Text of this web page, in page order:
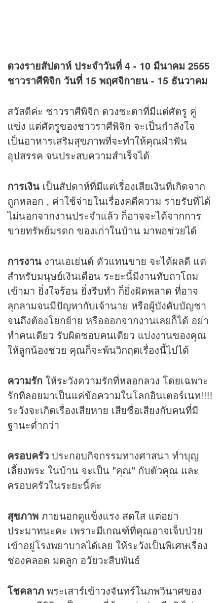
ดวงรายสัปดาห์ ประจำวันที่ 4 - 10 มีนาคม 2555
ชาวราศีพิจิก วันที่ 15 พฤศจิกายน - 15 ธันวาคม
สวัสดีค่ะ ชาวราศีพิจิก ดวงชะตาที่มีแต่ศัตรู คู่
แข่ง แต่ศัตรูของชาวราศีพิจิก จะเป็นกำลังใจ
เป็นอาหารเสริมสุขภาพที่จะทำให้คุณฝ่าฟัน
อุปสรรค จนประสบความสำเร็จได้
การเงิน เป็นสัปดาห์ที่มีแต่เรื่องเสียเงินที่เกิดจาก
ถูกหลอก , ค่าใช้จ่ายในเรื่องคดีความ รายรับที่ได้
ไม่นอกจากงานประจำแล้ว ก็อาจจะได้จากการ
ขายทรัพย์มรดก ของเก่าในบ้าน มาพอช่วยได้
การงาน งานเอเย่นต์ ตัวแทนขาย จะได้ผลดี แต่
สำหรับมนุษย์เงินเดือน ระยะนี้มีงานทับถาโถม
เข้ามา ยิ่งใจร้อน ยิ่งรีบทำ ก็ยิ่งผิดพลาด ที่อาจ
ลุกลามจนมีปัญหากับเจ้านาย หรือผู้บังคับบัญชา
จนถึงต้องโยกย้าย หรือออกจากงานเลยก็ได้ อย่า
ทำคนเดียว รับผิดชอบคนเดียว แบ่งงานของคุณ
ให้ลูกน้องช่วย คุณก็จะพ้นวิกฤตเรื่องนี้ไปได้
ความรัก ให้ระวังความรักที่หลอกลวง โดยเฉพาะ
รักที่ลอยมาเป็นแค่ข้อความในโลกอินเตอร์เนท!!!!
ระวังจะเกิดเรื่องเสียหาย เสียชื่อเสียงกับคนที่มี
ฐานะต่ำกว่า
ครอบครัว ประกอบกิจกรรมทางศาสนา ทำบุญ
เลี้ยงพระ ในบ้าน จะเป็น "คุณ" กับตัวคุณ และ
ครอบครัวในระยะนี้ค่ะ
สุขภาพ ภายนอกดูแข็งแรง สดใส แต่อย่า
ประมาทนะคะ เพราะมีเกณฑ์ที่คุณอาจเจ็บป่วย
เข้าอยู่โรงพยาบาลได้เลย ให้ระวังเป็นพิเศษเรื่อง
ช่องคลอด มดลูก อวัยวะสืบพันธ์
โชคลาภ พระเสาร์เข้าวงจันทร์ในภพวินาศของ